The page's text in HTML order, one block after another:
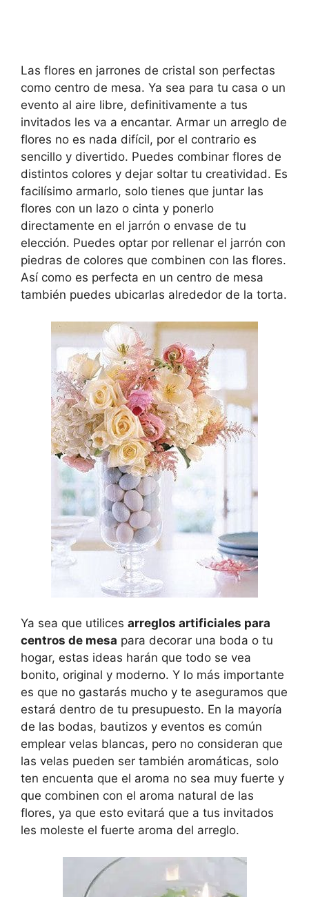
Las flores en jarrones de cristal son perfectas
como centro de mesa. Ya sea para tu casa o un
evento al aire libre, definitivamente a tus
invitados les va a encantar. Armar un arreglo de
flores no es nada difícil, por el contrario es
sencillo y divertido. Puedes combinar flores de
distintos colores y dejar soltar tu creatividad. Es
facilísimo armarlo, solo tienes que juntar las
flores con un lazo o cinta y ponerlo
directamente en el jarrón o envase de tu
elección. Puedes optar por rellenar el jarrón con
piedras de colores que combinen con las flores.
Así como es perfecta en un centro de mesa
también puedes ubicarlas alrededor de la torta.
Ya sea que utilices arreglos artificiales para
centros de mesa para decorar una boda o tu
hogar, estas ideas harán que todo se vea
bonito, original y moderno. Y lo más importante
es que no gastarás mucho y te aseguramos que
estará dentro de tu presupuesto. En la mayoría
de las bodas, bautizos y eventos es común
emplear velas blancas, pero no consideran que
las velas pueden ser también aromáticas, solo
ten encuenta que el aroma no sea muy fuerte y
que combinen con el aroma natural de las
flores, ya que esto evitará que a tus invitados
les moleste el fuerte aroma del arreglo.